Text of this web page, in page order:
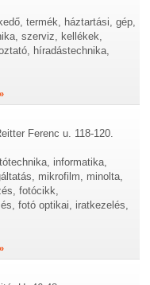
termék, háztartási, gép,
szerviz, kellékek,
híradástechnika,
Ferenc u. 118-120.
informatika,
mikrofilm, minolta,
fotócikk,
fotó optikai, iratkezelés,